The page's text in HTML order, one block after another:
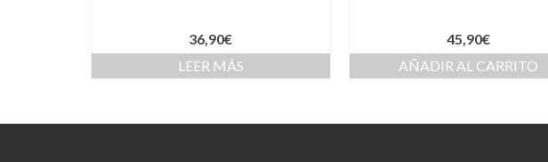
36,90€
LEER MÁS
45,90€
AÑADIR AL CARRITO